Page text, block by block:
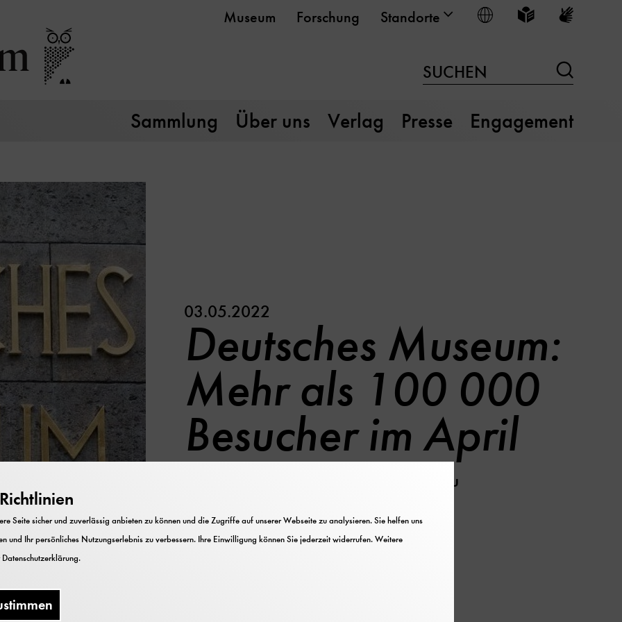
Museum Forschung Standorte Sprache wählen
Leichte Sprache
SUCHEN
Sammlung Über uns Verlag Presse Engagement
03.05.2022
Deutsches Museum:
Mehr als 100 000
Besucher im April
Zahlen nähern sich Vor-Corona-Niveau
Seite sicher und zuverlässig anbieten zu können und die Zugriffe auf unserer Webseite zu analysieren. Sie helfen uns
und Ihr persönliches Nutzungserlebnis zu verbessern. Ihre Einwilligung können Sie jederzeit widerrufen. Weitere
Datenschutzerklärung.